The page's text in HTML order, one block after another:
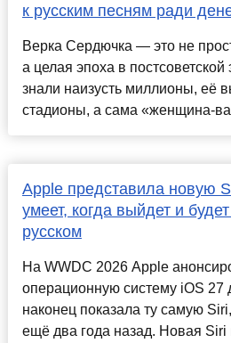
к русским песням ради
Верка Сердючка — это не
а целая эпоха в
знали наизусть миллионы, её
стадионы, а сама «женщина-
Apple представила новую
умеет, когда выйдет и
русском
На WWDC 2026 Apple
операционную систему iOS 27
наконец показала ту самую
ещё два года назад. Новая Siri